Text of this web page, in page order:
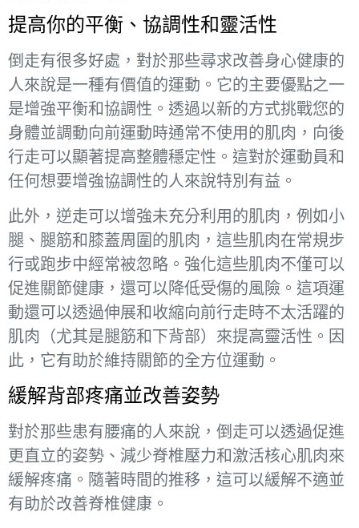
提高你的平衡、協調性和靈活性
倒走有很多好處，對於那些尋求改善身心健康的
人來說是一種有價值的運動。它的主要優點之一
是增強平衡和協調性。透過以新的方式挑戰您的
身體並調動向前運動時通常不使用的肌肉，向後
行走可以顯著提高整體穩定性。這對於運動員和
任何想要增強協調性的人來說特別有益。
此外，逆走可以增強未充分利用的肌肉，例如小
腿、腿筋和膝蓋周圍的肌肉，這些肌肉在常規步
行或跑步中經常被忽略。強化這些肌肉不僅可以
促進關節健康，還可以降低受傷的風險。這項運
動還可以透過伸展和收縮向前行走時不太活躍的
肌肉（尤其是腿筋和下背部）來提高靈活性。因
此，它有助於維持關節的全方位運動。
緩解背部疼痛並改善姿勢
對於那些患有腰痛的人來說，倒走可以透過促進
更直立的姿勢、減少脊椎壓力和激活核心肌肉來
緩解疼痛。隨著時間的推移，這可以緩解不適並
有助於改善脊椎健康。